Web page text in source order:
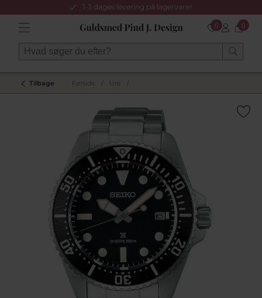
1-3 dages levering på lagervarer
0 0
Tilbage Forside Ure